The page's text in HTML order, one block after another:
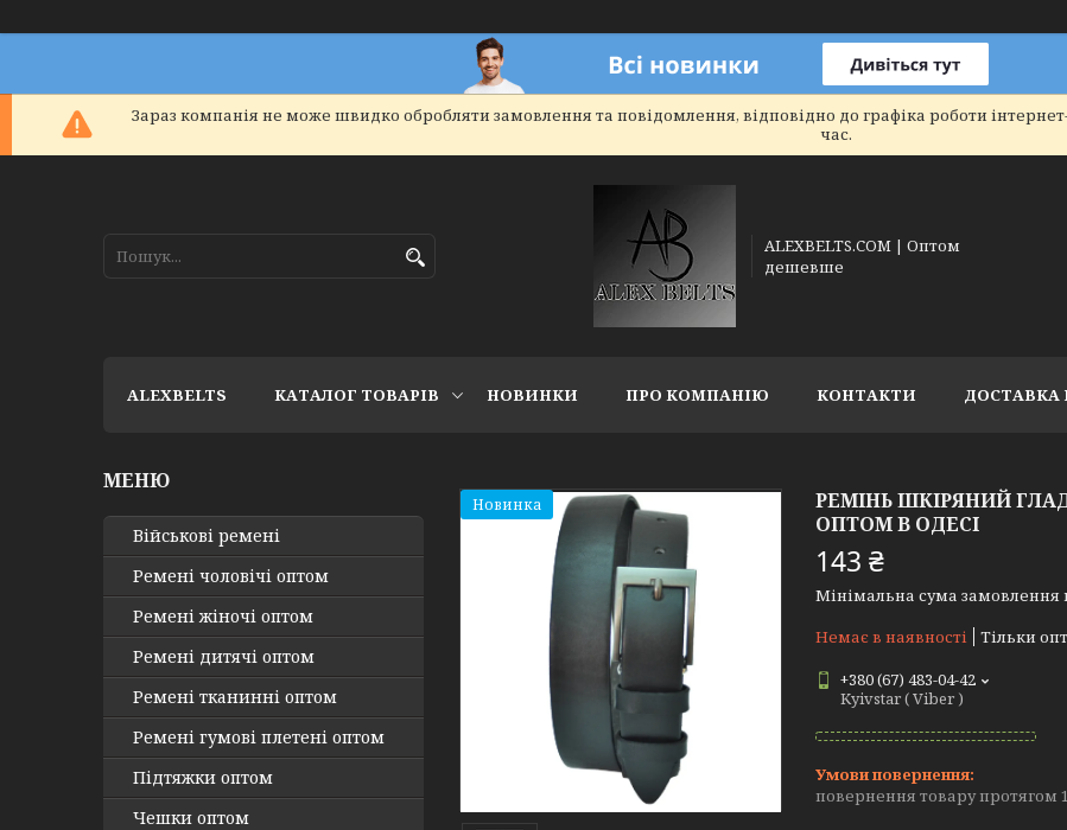
Зараз компанія не може швидко обробляти замовлення та повідомлення, відповідно до графіка роботи
час.
ALEXBELTS.COM | Оптом
дешевше
ALEXBELTS КАТАЛОГ ТОВАРІВ НОВИНКИ ПРО КОМПАНІЮ КОНТАКТИ ДОСТАВКА
Новинка
РЕМІНЬ ШКІРЯНИЙ
ОПТОМ В ОДЕСІ
143 ₴
Мінімальна сума замовлення
Немає в наявності
Тільки
+380 (67) 483-04-42
Kyivstar ( Viber )
повернення товару протягом
Військові ремені
Ремені чоловічі оптом
Ремені жіночі оптом
Ремені дитячі оптом
Ремені тканинні оптом
Ремені гумові плетені оптом
Підтяжки оптом
Чешки оптом